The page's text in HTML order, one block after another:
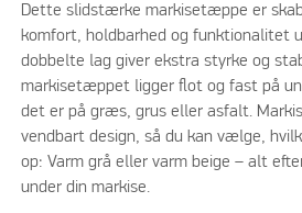
Dette slidstærke markisetæppe er
komfort, holdbarhed og funktionalitet
dobbelte lag giver ekstra styrke og
markisetæppet ligger flot og fast på
det er på græs, grus eller asfalt.
vendbart design, så du kan vælge,
op: Varm grå eller varm beige – alt
under din markise.